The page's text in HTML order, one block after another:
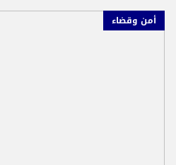
أمن وقضاء